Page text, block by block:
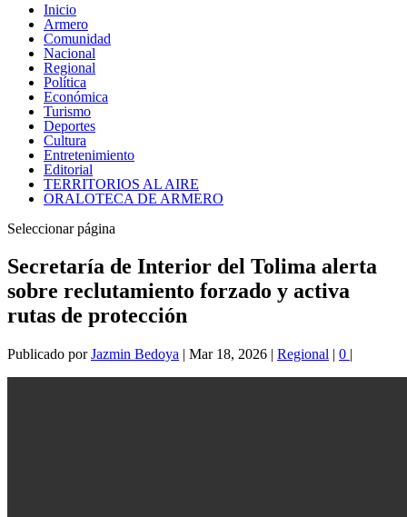
Inicio
Armero
Comunidad
Nacional
Regional
Política
Económica
Turismo
Deportes
Cultura
Entretenimiento
Editorial
TERRITORIOS AL AIRE
ORALOTECA DE ARMERO
Seleccionar página
Secretaría de Interior del Tolima alerta
sobre reclutamiento forzado y activa
rutas de protección
Publicado porJazmin Bedoya | Mar 18, 2026 | Regional | 0 |